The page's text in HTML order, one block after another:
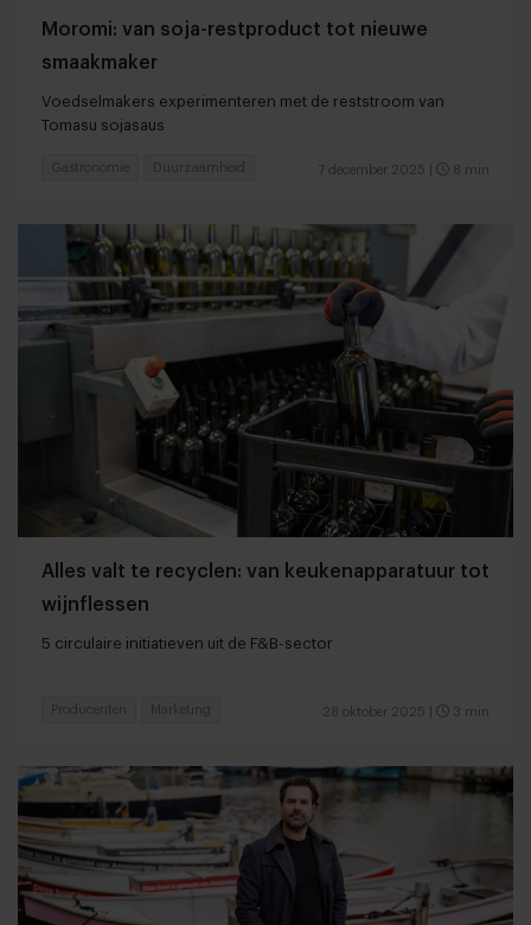
Moromi: van soja-restproduct tot nieuwe
smaakmaker
Voedselmakers experimenteren met de reststroom van
Tomasu sojasaus
7 december 2025 8 min
Gastronomie Duurzaamheid
Alles valt te recyclen: van keukenapparatuur tot
wijnflessen
5 circulaire initiatieven uit de F&B-sector
28 oktober 2025 3 min
Producenten Marketing